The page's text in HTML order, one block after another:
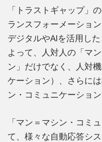
「トラストギャップ」
ランスフォーメーショ
デジタルやAIを活用し
よって、人対人の「マ
ン」だけでなく、人対
ケーション）、さらに
ン・コミュニケーショ
「マン＝マシン・コミ
て、様々な自動応答シ